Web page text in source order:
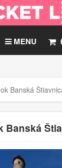
MENU
Banská
Banská